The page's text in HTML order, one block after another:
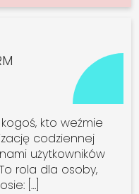
kto weźmie
codziennej
użytkowników
rola dla osoby,
[…]